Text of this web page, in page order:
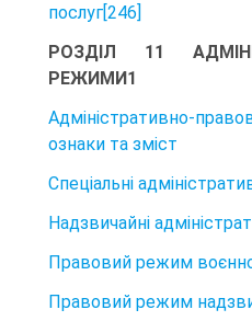
послуг[246]
РОЗДІЛ 11
РЕЖИМИ1
Адміністративно-
ознаки та зміст
Спеціальні
Надзвичайні
Правовий режим
Правовий режим